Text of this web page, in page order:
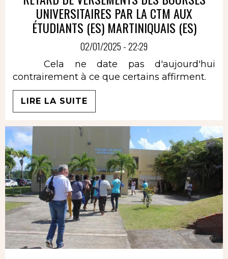
UNIVERSITAIRES PAR LA CTM AUX
ÉTUDIANTS (ES) MARTINIQUAIS (ES)
02/01/2025 - 22:29
Cela ne date pas d'aujourd'hui
contrairement à ce que certains affirment.
LIRE LA SUITE